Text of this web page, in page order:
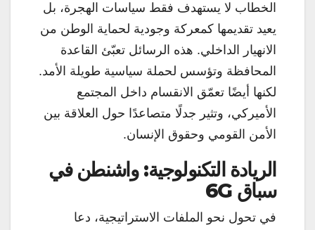
الخطاب لا يستهدف فقط سياسات الهجرة، بل
يعيد تقديمها كمعركة وجودية لحماية الوطن من
الانهيار الداخلي. هذه الرسائل تعبّئ القاعدة
المحافظة وتؤسس لحملة سياسية طويلة الأمد.
لكنها أيضًا تعمّق الانقسام داخل المجتمع
الأميركي، وتثير جدلًا متصاعدًا حول العلاقة بين
الأمن القومي وحقوق الإنسان.
الريادة التكنولوجية: واشنطن في
سباق 6G
في تحول نحو الملفات الاستراتيجية، دعا